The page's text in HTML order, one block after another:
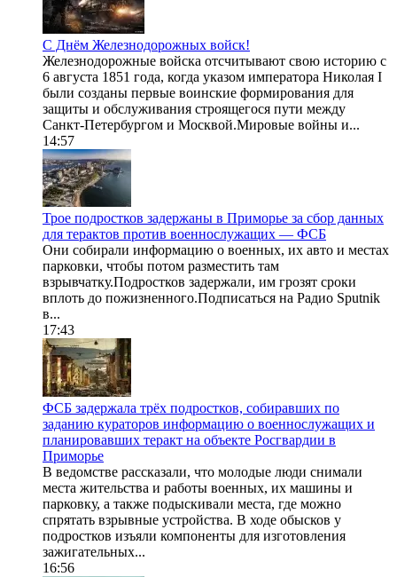
С Днём Железнодорожных войск!
Железнодорожные войска отсчитывают свою историю с
6 августа 1851 года, когда указом императора Николая I
были созданы первые воинские формирования для
защиты и обслуживания строящегося пути между
Санкт-Петербургом и Москвой.Мировые войны и...
14:57
Трое подростков задержаны в Приморье за сбор данных
для терактов против военнослужащих — ФСБ
Они собирали информацию о военных, их авто и местах
парковки, чтобы потом разместить там
взрывчатку.Подростков задержали, им грозят сроки
вплоть до пожизненного.Подписаться на Радио Sputnik
в...
17:43
ФСБ задержала трёх подростков, собиравших по
заданию кураторов информацию о военнослужащих и
планировавших теракт на объекте Росгвардии в
Приморье
В ведомстве рассказали, что молодые люди снимали
места жительства и работы военных, их машины и
парковку, а также подыскивали места, где можно
спрятать взрывные устройства. В ходе обысков у
подростков изъяли компоненты для изготовления
зажигательных...
16:56